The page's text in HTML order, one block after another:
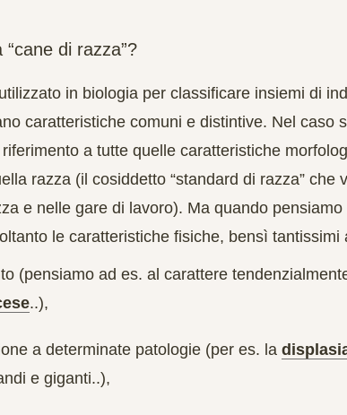
di razza”?
in biologia per classificare insiemi di
caratteristiche comuni e distintive. Nel caso
a tutte quelle caratteristiche
razza (il cosiddetto “standard di razza” che
e nelle gare di lavoro). Ma quando
le caratteristiche fisiche, bensì tantissimi
(pensiamo ad es. al carattere
..),
a determinate patologie (per es. la
e giganti..),